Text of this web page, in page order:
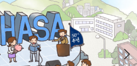
물 행정박물 영상 기록물